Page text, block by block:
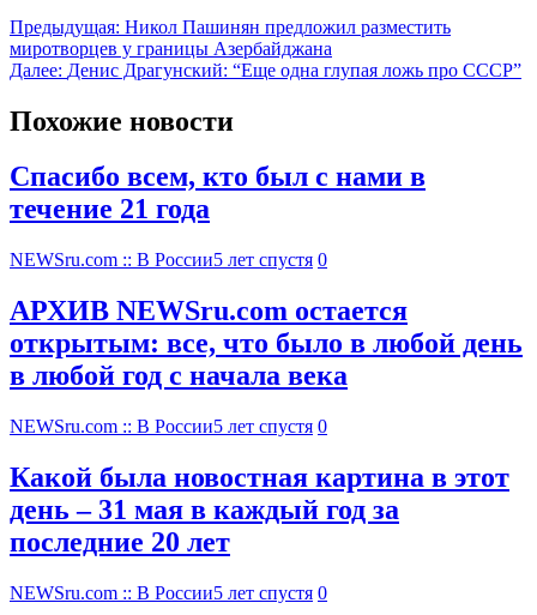
Предыдущая: Никол Пашинян предложил разместить
миротворцев у границы Азербайджана
Далее: Денис Драгунский: “Еще одна глупая ложь про СССР”
Похожие новости
Спасибо всем, кто был с нами в
течение 21 года
NEWSru.com :: В России5 лет спустя 0
АРХИВ NEWSru.com остается
открытым: все, что было в любой день
в любой год с начала века
NEWSru.com :: В России5 лет спустя 0
Какой была новостная картина в этот
день – 31 мая в каждый год за
последние 20 лет
NEWSru.com :: В России5 лет спустя 0